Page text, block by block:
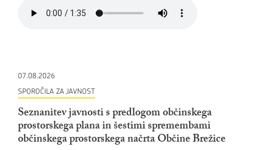
07.08.2026
SPOROČILA ZA JAVNOST
Seznanitev javnosti s predlogom občinskega
prostorskega plana in šestimi spremembami
občinskega prostorskega načrta Občine Brežice